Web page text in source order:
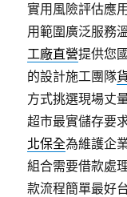
實用風險評估應
用範圍廣泛服務
工廠直營提供您
的設計施工團隊
方式挑選現場丈
超市最實儲存要
北保全為維護企
組合需要借款處
款流程簡單最好